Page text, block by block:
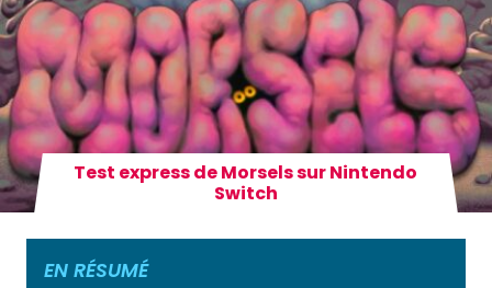
Test express de Morsels sur Nintendo
Switch
EN RÉSUMÉ